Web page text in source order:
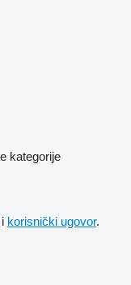
kategorije
i korisnički ugovor.